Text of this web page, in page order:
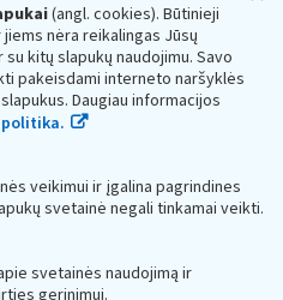
SUTARTIS Paslaugų
ADRESAS
I.1. Perkančiosios
pirkimai
PVM įstatymo
19
rasite čia.
balandžio 26 d. priimtas
(angl. cookies). Būtinieji
nėra reikalingas Jūsų
kitų slapukų naudojimu. Savo
pakeisdami interneto naršyklės
Daugiau informacijos
veikimui ir įgalina pagrindines
svetainė negali tinkamai veikti.
svetainės naudojimą ir
gerinimui.